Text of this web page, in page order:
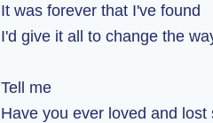
It was forever that I've found
I'd give it all to change the
Tell me
Have you ever loved and lost